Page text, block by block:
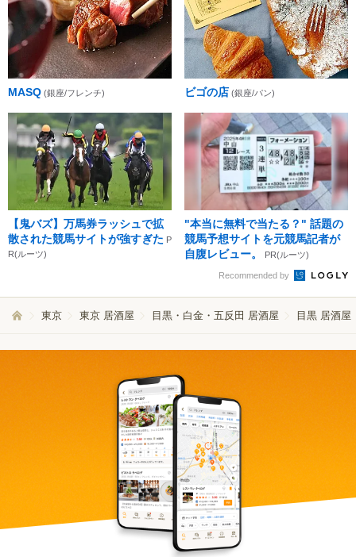
MASQ (銀座/フレンチ) ビゴの店 (銀座/パン)
【鬼バズ】万馬券ラッシュで拡
散された競馬サイトが強すぎた P
R(ルーツ)
"本当に無料で当たる？" 話題の
競馬予想サイトを元競馬記者が
自腹レビュー。
PR(ルーツ)
Recommended by
東京 東京 居酒屋 目黒・白金・五反田 居酒屋 目黒 居酒屋